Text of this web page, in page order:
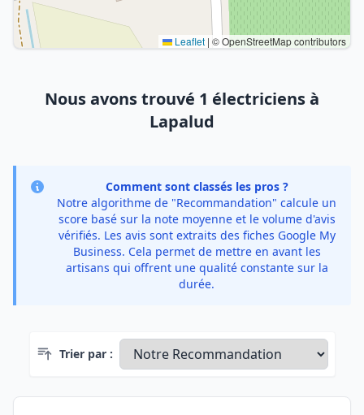
Leaflet | © OpenStreetMap contributors
Nous avons trouvé 1 électriciens à
Lapalud
Comment sont classés les pros ?
Notre algorithme de "Recommandation" calcule un
score basé sur la note moyenne et le volume d'avis
vérifiés. Les avis sont extraits des fiches Google My
Business. Cela permet de mettre en avant les
artisans qui offrent une qualité constante sur la
durée.
Trier par :